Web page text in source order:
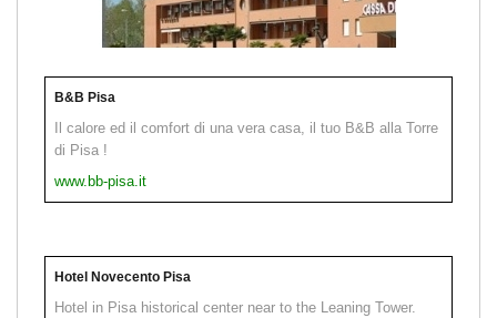
B&B Pisa
Il calore ed il comfort di una vera casa, il tuo B&B alla Torre
di Pisa !
www.bb-pisa.it
Hotel Novecento Pisa
Hotel in Pisa historical center near to the Leaning Tower.